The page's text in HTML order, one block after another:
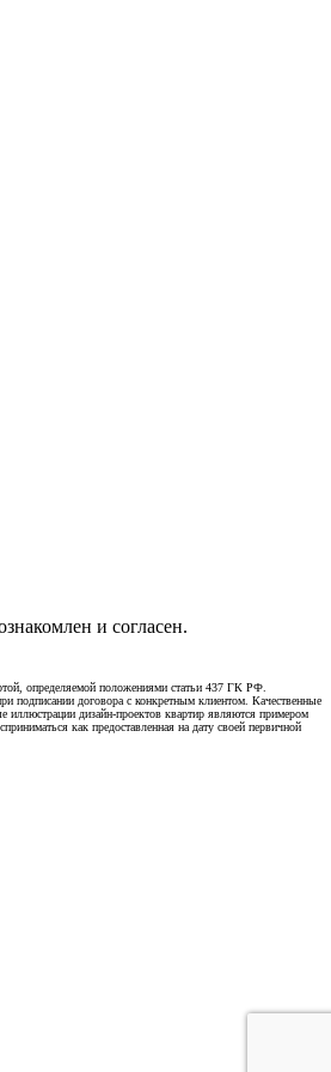
и согласен.
определяемой положениями статьи 437 ГК РФ.
подписании договора с конкретным клиентом. Качественные
иллюстрации дизайн-проектов квартир являются примером
как предоставленная на дату своей первичной